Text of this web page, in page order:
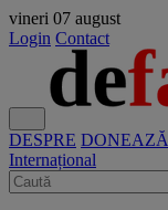
vineri 07 august
Login Contact
DESPRE DONEAZĂ
Internațional